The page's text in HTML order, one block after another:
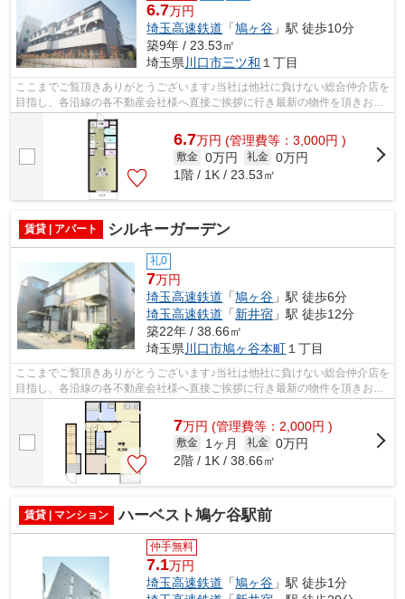
6.7万円
埼玉高速鉄道 「鳩ヶ谷 」駅 徒歩10分
築9年 / 23.53㎡
埼玉県川口市三ツ和 １丁目
ここまでご覧頂きありがとうございます♪当社は他社に負けない総合仲介店を
目指し、各沿線の各不動産会社様へ直接ご挨拶に行き最新の物件を頂きお客
様へ提供しております！最新の情報は...
6.7万円 (管理費等：3,000円 )
敷金 0万円 礼金 0万円
1階 / 1K / 23.53㎡
賃貸 | アパート シルキーガーデン
礼0
7万円
埼玉高速鉄道 「鳩ヶ谷 」駅 徒歩6分
埼玉高速鉄道 「新井宿 」駅 徒歩12分
築22年 / 38.66㎡
埼玉県 川口市鳩ヶ谷本町 １丁目
ここまでご覧頂きありがとうございます♪当社は他社に負けない総合仲介店を
目指し、各沿線の各不動産会社様へ直接ご挨拶に行き最新の物件を頂きお客
様へ提供しております！最新の情報は...
7万円 (管理費等：2,000円 )
敷金 1ヶ月 礼金 0万円
2階 / 1K / 38.66㎡
賃貸 | マンション ハーベスト鳩ケ谷駅前
仲手無料
7.1万円
埼玉高速鉄道 「鳩ヶ谷 」駅 徒歩1分